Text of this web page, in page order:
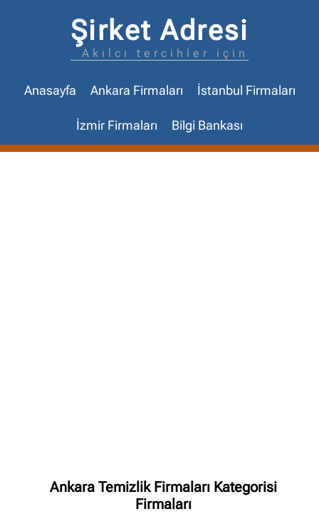
Şirket Adresi
Akılcı tercihler için
Anasayfa Ankara Firmaları İstanbul Firmaları
İzmir Firmaları Bilgi Bankası
Ankara Temizlik Firmaları Kategorisi
Firmaları
İstanbul Firmaları(388)